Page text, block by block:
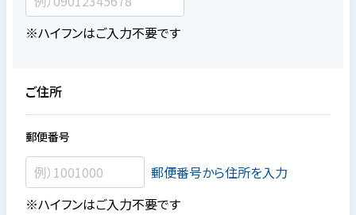
※ハイフンはご入力不要です
ご住所
郵便番号
郵便番号から住所を入力
※ハイフンはご入力不要です